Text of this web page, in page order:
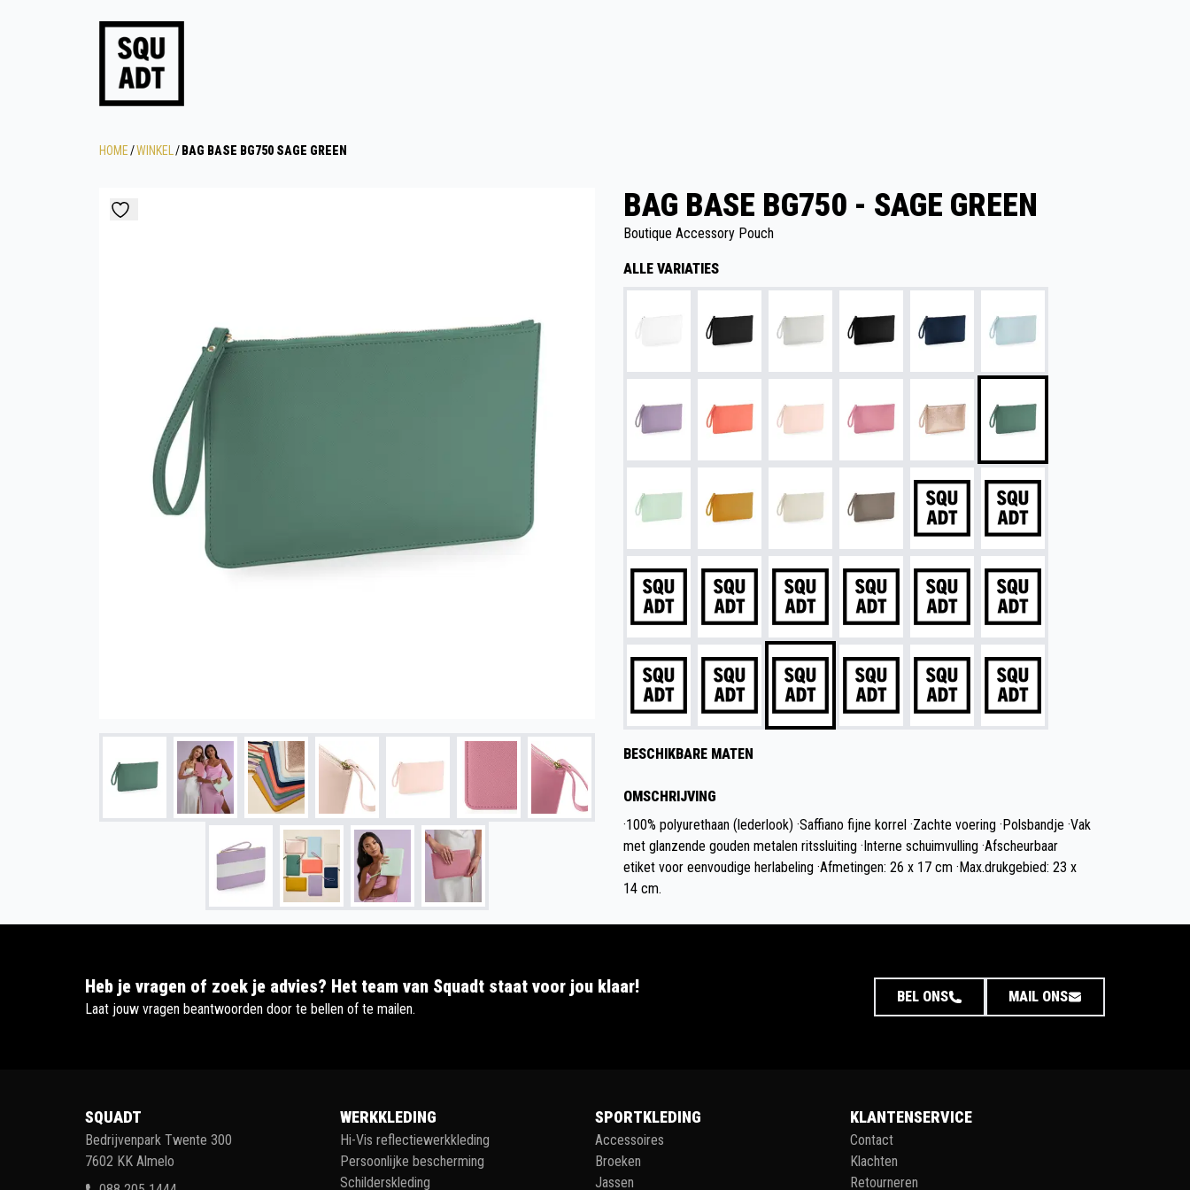
HOME/WINKEL / BAG BASE BG750 SAGE GREEN
BAG BASE BG750 - SAGE GREEN
Boutique Accessory Pouch
ALLE VARIATIES
BESCHIKBARE MATEN
OMSCHRIJVING
·100% polyurethaan (lederlook) ·Saffiano fijne korrel ·Zachte voering ·Polsbandje ·Vak
met glanzende gouden metalen ritssluiting ·Interne schuimvulling ·Afscheurbaar
etiket voor eenvoudige herlabeling ·Afmetingen: 26 x 17 cm ·Max.drukgebied: 23 x
14 cm.
Heb je vragen of zoek je advies? Het team van Squadt staat voor jou klaar!
Laat jouw vragen beantwoorden door te bellen of te mailen.
BEL ONS MAIL ONS
SQUADT
Bedrijvenpark Twente 300
7602 KK Almelo
WERKKLEDING
Hi-Vis reflectiewerkkleding
Persoonlijke bescherming
Schilderskleding
SPORTKLEDING
Accessoires
Broeken
Jassen
KLANTENSERVICE
Contact
Klachten
Retourneren